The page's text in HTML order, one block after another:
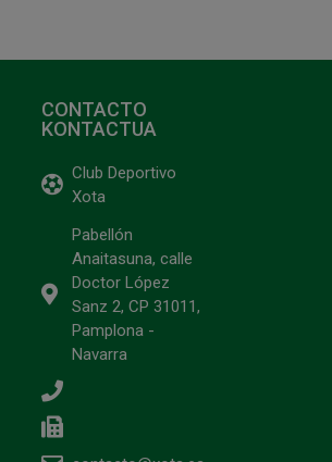
CONTACTO
KONTACTUA
Club Deportivo
Xota
Pabellón
Anaitasuna, calle
Doctor López
Sanz 2, CP 31011,
Pamplona -
Navarra